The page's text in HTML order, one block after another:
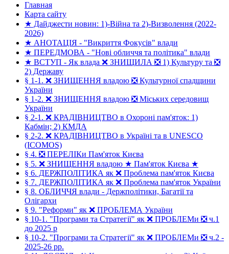
Главная
Карта сайту
★ Дайджести новин: 1)-Війна та 2)-Визволення (2022-
2026)
★ АНОТАЦІЯ - "Викриття Фокусів" влади
★ ПЕРЕДМОВА - "Нові обличчя та політика" влади
★ ВСТУП - Як влада ❌ ЗНИЩИЛА ❎ 1) Культуру та ❎
2) Державу
§ 1-1. ❌ ЗНИЩЕННЯ владою ❎ Культурної спадщини
України
§ 1-2. ❌ ЗНИЩЕННЯ владою ❎ Міських середовищ
України
§ 2-1. ❌ КРАДІВНИЦТВО в Охороні пам'яток: 1)
Кабмін; 2) КМДА
§ 2-2. ❌ КРАДІВНИЦТВО в Україні та в UNESCO
(ICOMOS)
§ 4. ❎ ПЕРЕЛІКи Пам'яток Києва
§ 5. ❌ ЗНИЩЕННЯ владою ★ Пам'яток Києва ★
§ 6. ДЕРЖПОЛІТИКА як ❌ Проблема пам'яток Києва
§ 7. ДЕРЖПОЛІТИКА як ❌ Проблема пам'яток України
§ 8. ОБЛИЧЧЯ влади - Держполітики, Багатії та
Олігархи
§ 9. "Реформи" як ❌ ПРОБЛЕМА України
§ 10-1. "Програми та Стратегії" як ❌ ПРОБЛЕМи ❎ ч.1
до 2025 р
§ 10-2. "Програми та Стратегії" як ❌ ПРОБЛЕМи ❎ ч.2 -
2025-26 рр.